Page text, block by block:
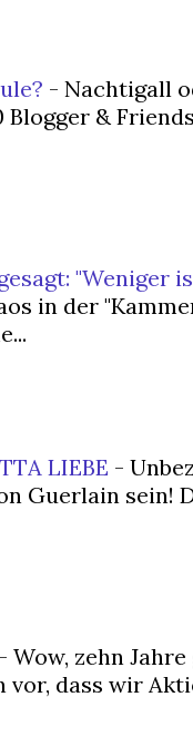
- Nachtigall
&
"Weniger
in der
LIEBE -
Guerlain
- Wow, zehn
dass wir